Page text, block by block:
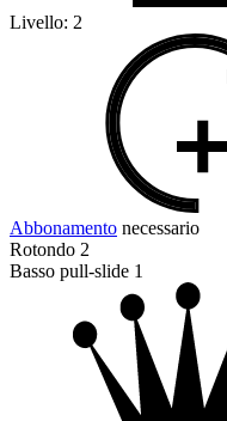
Livello: 2
Abbonamento necessario
Rotondo 2
Basso pull-slide 1